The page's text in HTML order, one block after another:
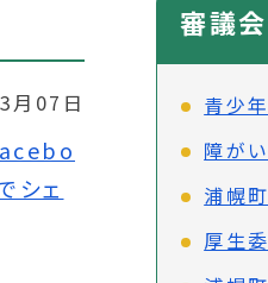
月07日
審議
青少
障がい福
浦幌
厚生